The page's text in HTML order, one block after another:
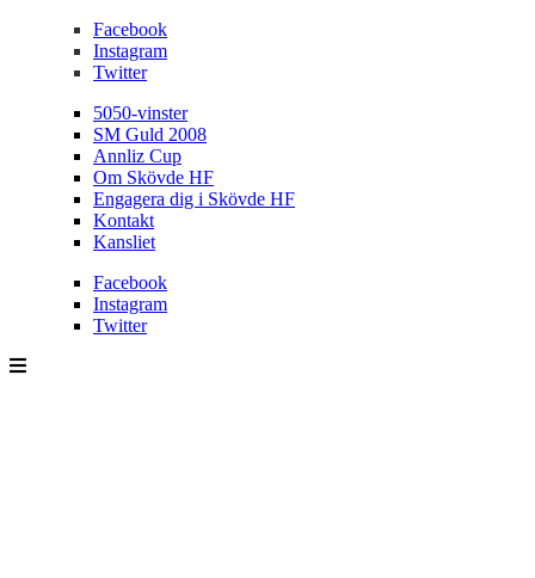
Facebook
Instagram
Twitter
5050-vinster
SM Guld 2008
Annliz Cup
Om Skövde HF
Engagera dig i Skövde HF
Kontakt
Kansliet
Facebook
Instagram
Twitter